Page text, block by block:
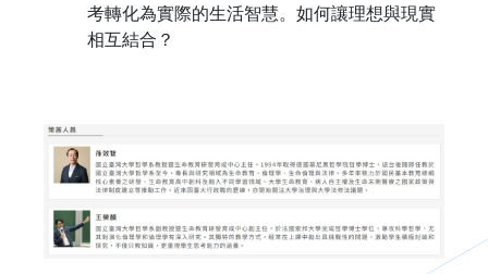
考轉化為實際的生活智慧。如何讓理想與現實
相互結合？